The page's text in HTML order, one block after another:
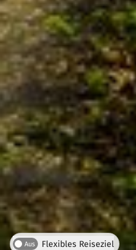
Aus Flexibles Reiseziel